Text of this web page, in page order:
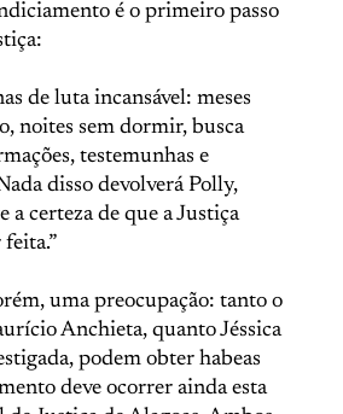
é o primeiro passo
de luta incansável: meses
noites sem dormir, busca
testemunhas e
disso devolverá Polly,
a certeza de que a Justiça
feita.”
uma preocupação: tanto o
Anchieta, quanto Jéssica
podem obter habeas
deve ocorrer ainda esta